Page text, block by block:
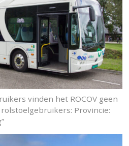
vinden het ROCOV geen
Provincie: